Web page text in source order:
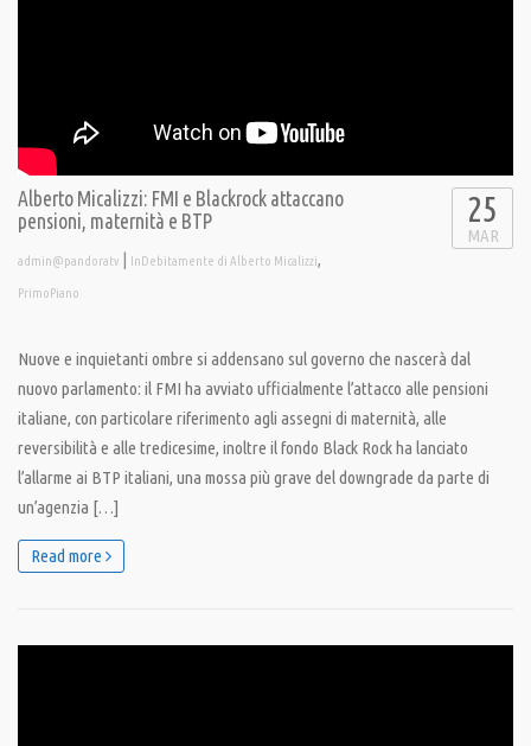
Alberto Micalizzi: FMI e Blackrock attaccano
pensioni, maternità e BTP
admin@pandoratv | InDebitamente di Alberto Micalizzi,
PrimoPiano
25
MAR
Nuove e inquietanti ombre si addensano sul governo che nascerà dal
nuovo parlamento: il FMI ha avviato ufficialmente l’attacco alle pensioni
italiane, con particolare riferimento agli assegni di maternità, alle
reversibilità e alle tredicesime, inoltre il fondo Black Rock ha lanciato
l’allarme ai BTP italiani, una mossa più grave del downgrade da parte di
un’agenzia […]
Read more